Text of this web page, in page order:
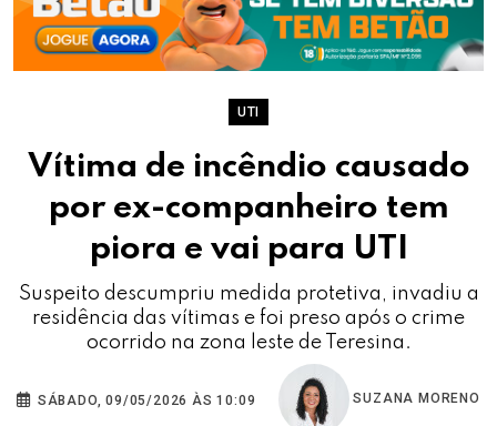
UTI
Vítima de incêndio causado
por ex-companheiro tem
piora e vai para UTI
Suspeito descumpriu medida protetiva, invadiu a
residência das vítimas e foi preso após o crime
ocorrido na zona leste de Teresina.
SÁBADO, 09/05/2026 ÀS 10:09 SUZANA MORENO